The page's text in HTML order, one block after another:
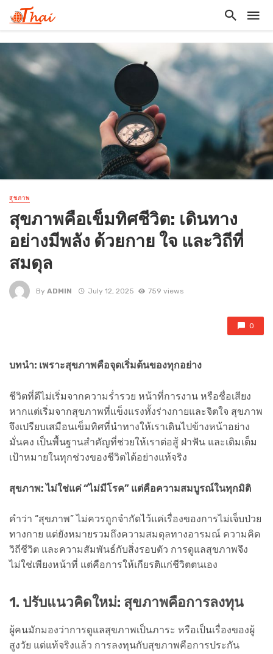
สุขภาพ
สุขภาพคือเข็มทิศชีวิต: เดินทาง
อย่างมีพลัง ด้วยกาย ใจ และวิถีที่
สมดุล
By ADMIN July 12, 2025 759 views
0
บทนำ: เพราะสุขภาพคือจุดเริ่มต้นของทุกอย่าง
ชีวิตที่ดีไม่เริ่มจากความร่ำรวย หน้าที่การงาน หรือชื่อเสียง
หากแต่เริ่มจากสุขภาพที่แข็งแรงทั้งร่างกายและจิตใจ สุขภาพ
จึงเปรียบเสมือนเข็มทิศที่นำทางให้เราเดินไปข้างหน้าอย่าง
มั่นคง เป็นพื้นฐานสำคัญที่ช่วยให้เราต่อสู้ ฝ่าฟัน และเติมเต็ม
เป้าหมายในทุกช่วงของชีวิตได้อย่างแท้จริง
สุขภาพ: ไม่ใช่แค่ “ไม่มีโรค” แต่คือความสมบูรณ์ในทุกมิติ
คำว่า “สุขภาพ” ไม่ควรถูกจำกัดไว้แค่เรื่องของการไม่เจ็บป่วย
ทางกาย แต่ยังหมายรวมถึงความสมดุลทางอารมณ์ ความคิด
วิถีชีวิต และความสัมพันธ์กับสิ่งรอบตัว การดูแลสุขภาพจึง
ไม่ใช่เพียงหน้าที่ แต่คือการให้เกียรติแก่ชีวิตตนเอง
1. ปรับแนวคิดใหม่: สุขภาพคือการลงทุน
ผู้คนมักมองว่าการดูแลสุขภาพเป็นภาระ หรือเป็นเรื่องของผู้
สูงวัย แต่แท้จริงแล้ว การลงทุนกับสุขภาพคือการประกัน